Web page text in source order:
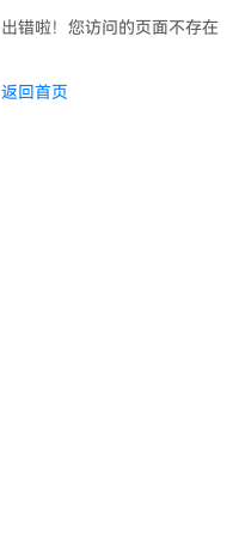
出错啦！您访问的页面不存在
返回首页